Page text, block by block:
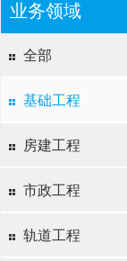
业务领域
全部
基础工程
房建工程
市政工程
轨道工程